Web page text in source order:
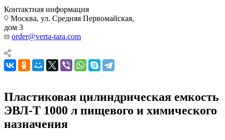
Контактная информация
Москва, ул. Средняя Первомайская,
дом 3
order@verta-tara.com
Пластиковая цилиндрическая емкость
ЭВЛ-Т 1000 л пищевого и химического
назначения